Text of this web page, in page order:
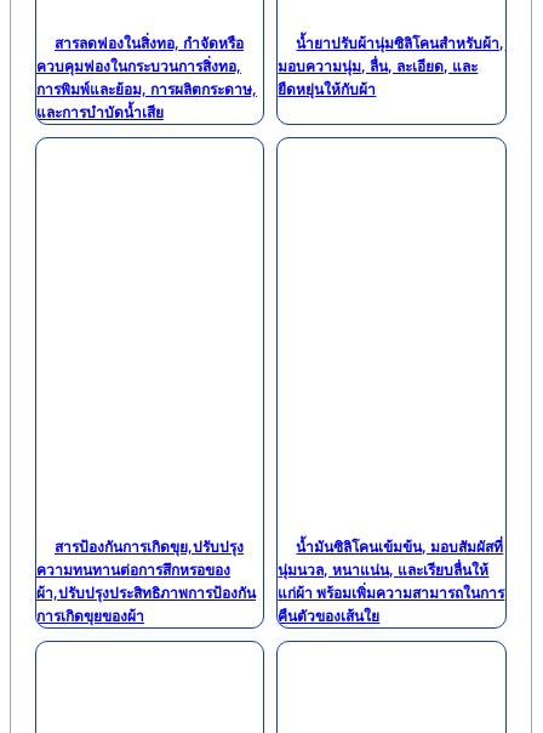
สารลดฟองในสิ่งทอ, กำจัดหรือ
ควบคุมฟองในกระบวนการสิ่งทอ,
การพิมพ์และย้อม, การผลิตกระดาษ,
และการบำบัดน้ำเสีย
น้ำยาปรับผ้านุ่มซิลิโคนสำหรับผ้า,
มอบความนุ่ม, ลื่น, ละเอียด, และ
ยืดหยุ่นให้กับผ้า
สารป้องกันการเกิดขุย,ปรับปรุง
ความทนทานต่อการสึกหรอของ
ผ้า,ปรับปรุงประสิทธิภาพการป้องกัน
การเกิดขุยของผ้า
น้ำมันซิลิโคนเข้มข้น, มอบสัมผัสที่
นุ่มนวล, หนาแน่น, และเรียบลื่นให้
แก่ผ้า พร้อมเพิ่มความสามารถในการ
คืนตัวของเส้นใย